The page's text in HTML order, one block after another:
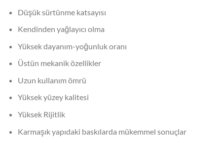
Düşük sürtünme katsayısı
Kendinden yağlayıcı olma
Yüksek dayanım-yoğunluk oranı
Üstün mekanik özellikler
Uzun kullanım ömrü
Yüksek yüzey kalitesi
Yüksek Rijitlik
Karmaşık yapıdaki baskılarda mükemmel sonuçlar